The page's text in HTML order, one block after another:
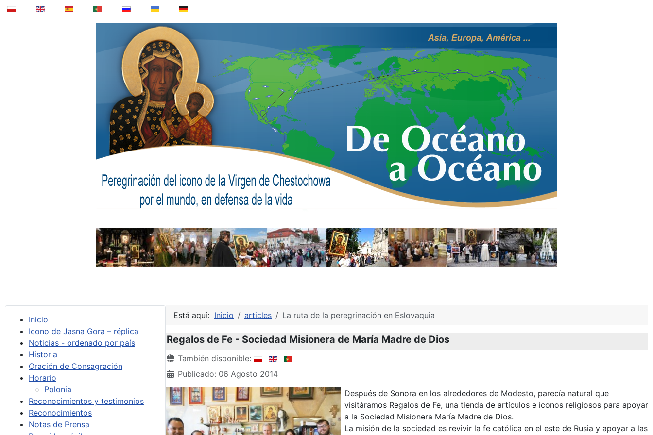
Inicio
Icono de Jasna Gora – réplica
Noticias - ordenado por país
Historia
Oración de Consagración
Horario
Polonia
Reconocimientos y testimonios
Reconocimientos
Notas de Prensa
Está aquí: Inicio articles La ruta de la peregrinación en Eslovaquia
Regalos de Fe - Sociedad Misionera de María Madre de Dios
Detalles
También disponible:
Publicado: 06 Agosto 2014
Después de Sonora en los alrededores de Modesto, parecía natural que
visitáramos Regalos de Fe, una tienda de artículos e iconos religiosos para apoyar
a la Sociedad Misionera María Madre de Dios.
La misión de la sociedad es revivir la fe católica en el este de Rusia y apoyar a las